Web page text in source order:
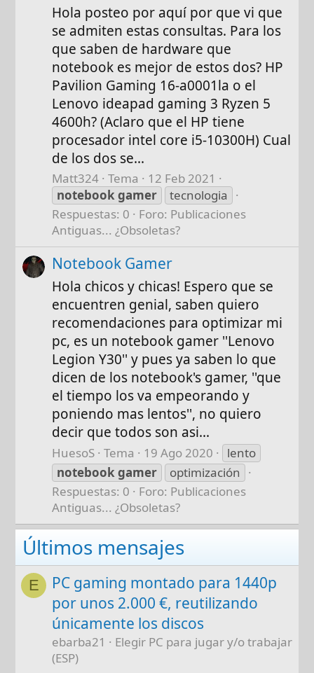
Hola posteo por aquí por que vi que
se admiten estas consultas. Para los
que saben de hardware que
notebook es mejor de estos dos? HP
Pavilion Gaming 16-a0001la o el
Lenovo ideapad gaming 3 Ryzen 5
4600h? (Aclaro que el HP tiene
procesador intel core i5-10300H) Cual
de los dos se...
Matt324 Tema
12 Feb 2021
notebookgamer
tecnologia
Respuestas: 0
Foro: Publicaciones
Antiguas... ¿Obsoletas?
Notebook Gamer
Hola chicos y chicas! Espero que se
encuentren genial, saben quiero
recomendaciones para optimizar mi
pc, es un notebook gamer ''Lenovo
Legion Y30'' y pues ya saben lo que
dicen de los notebook's gamer, ''que
el tiempo los va empeorando y
poniendo mas lentos'', no quiero
decir que todos son asi...
HuesoS Tema 19 Ago 2020
lento
notebookgamer
optimización
Respuestas: 0
Foro: Publicaciones
Antiguas... ¿Obsoletas?
Últimos mensajes
E
PC gaming montado para 1440p
por unos 2.000 €, reutilizando
únicamente los discos
ebarba21
Elegir PC para jugar y/o trabajar
(ESP)